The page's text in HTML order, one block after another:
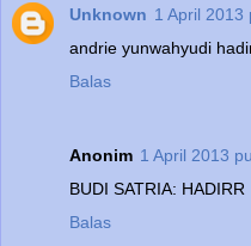
Unknown 1 April 2013
andrie yunwahyudi
Balas
Anonim 1 April 2013
BUDI SATRIA: HADIRR
Balas